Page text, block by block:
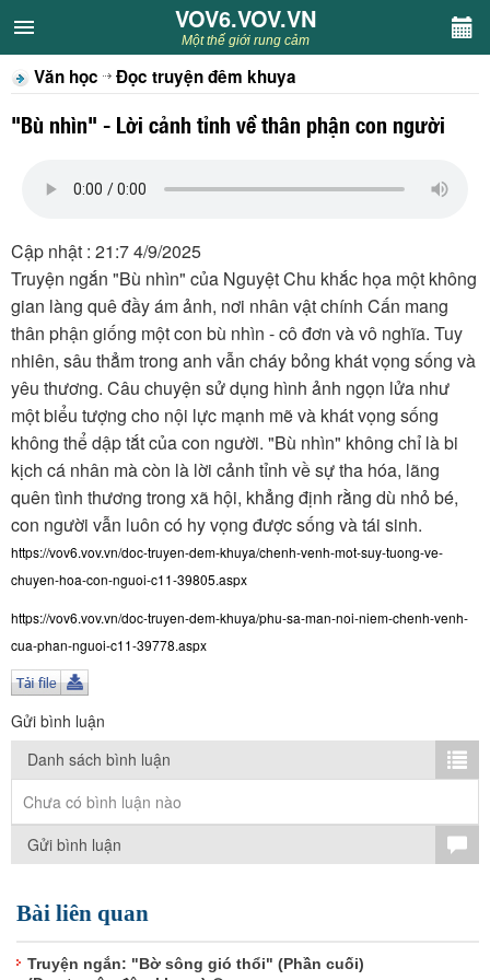
VOV6.VOV.VN
CHUYÊN MỤC
Khách VOV6
Văn học
Nghệ thuật
Sân khấu
Thiếu nhi
Kết nối VOV6
TÌM KIẾM
Vận hành bởi QI Corp
VOV6.VOV.VN
Một thế giới rung cảm
Văn học Đọc truyện đêm khuya
"Bù nhìn" - Lời cảnh tỉnh về thân phận con người
Cập nhật : 21:7 4/9/2025
Truyện ngắn "Bù nhìn" của Nguyệt Chu khắc họa một không
gian làng quê đầy ám ảnh, nơi nhân vật chính Cấn mang
thân phận giống một con bù nhìn - cô đơn và vô nghĩa. Tuy
nhiên, sâu thẳm trong anh vẫn cháy bỏng khát vọng sống và
yêu thương. Câu chuyện sử dụng hình ảnh ngọn lửa như
một biểu tượng cho nội lực mạnh mẽ và khát vọng sống
không thể dập tắt của con người. "Bù nhìn" không chỉ là bi
kịch cá nhân mà còn là lời cảnh tỉnh về sự tha hóa, lãng
quên tình thương trong xã hội, khẳng định rằng dù nhỏ bé,
con người vẫn luôn có hy vọng được sống và tái sinh.
https://vov6.vov.vn/doc-truyen-dem-khuya/chenh-venh-mot-suy-tuong-ve-
chuyen-hoa-con-nguoi-c11-39805.aspx
https://vov6.vov.vn/doc-truyen-dem-khuya/phu-sa-man-noi-niem-chenh-venh-
cua-phan-nguoi-c11-39778.aspx
Gửi bình luận
Danh sách bình luận
Chưa có bình luận nào
Gửi bình luận
Bài liên quan
Truyện ngắn: "Bờ sông gió thổi" (Phần cuối)